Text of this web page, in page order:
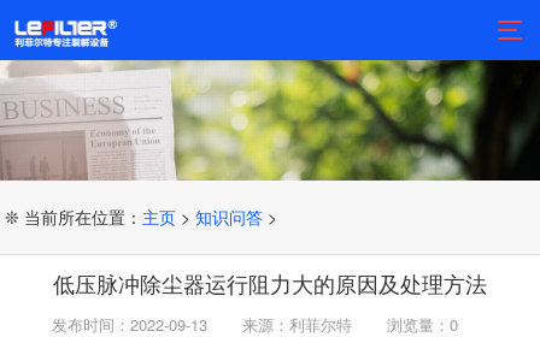
❊ 当前所在位置： 主页 >知识问答 >
低压脉冲除尘器运行阻力大的原因及处理方法
发布时间：2022-09-13 来源：利菲尔特 浏览量： 0